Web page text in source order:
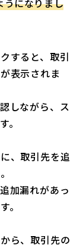
うになりまし
すると、取引
表示されま
しながら、ス
。
、取引先を追
加漏れがあっ
。
ら、取引先の